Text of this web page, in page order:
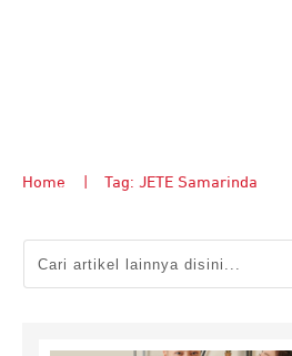
Home Tag: JETE Samarinda